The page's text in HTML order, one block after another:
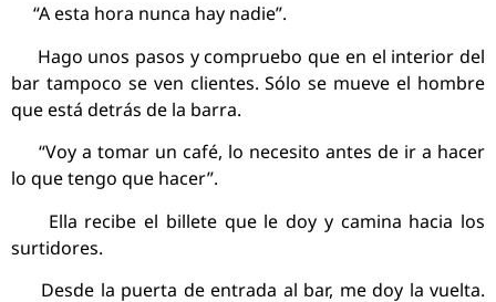
“A esta hora nunca hay nadie”.
Hago unos pasos y compruebo que en el interior del
bar tampoco se ven clientes. Sólo se mueve el hombre
que está detrás de la barra.
“Voy a tomar un café, lo necesito antes de ir a hacer
lo que tengo que hacer”.
Ella recibe el billete que le doy y camina hacia los
surtidores.
Desde la puerta de entrada al bar, me doy la vuelta.